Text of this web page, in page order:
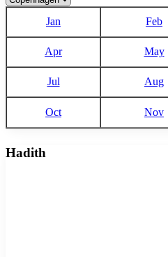
Jan Feb
Apr May
Jul Aug
Oct Nov
Hadith